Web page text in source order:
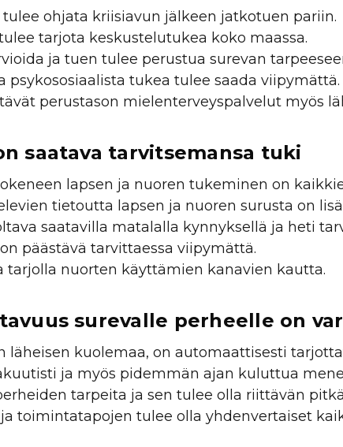
ohjata kriisiavun jälkeen jatkotuen pariin.
tarjota keskustelutukea koko maassa.
ja tuen tulee perustua surevan
psykososiaalista tukea tulee saada viipymättä.
perustason mielenterveyspalvelut myös
saatava tarvitsemansa tuki
lapsen ja nuoren tukeminen on
tietoutta lapsen ja nuoren surusta on
saatavilla matalalla kynnyksellä ja heti
päästävä tarvittaessa viipymättä.
tarjolla nuorten käyttämien kanavien kautta.
surevalle perheelle on
läheisen kuolemaa, on automaattisesti
ja myös pidemmän ajan kuluttua
tarpeita ja sen tulee olla riittävän
toimintatapojen tulee olla yhdenvertaiset